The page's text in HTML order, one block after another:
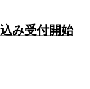
み受付開始